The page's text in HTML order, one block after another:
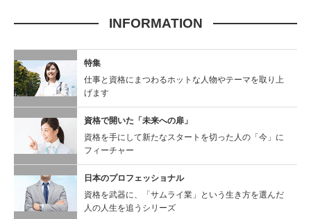
INFORMATION
特集
仕事と資格にまつわるホットな人物やテーマを取り上
げます
資格で開いた「未来への扉」
資格を手にして新たなスタートを切った人の「今」に
フィーチャー
日本のプロフェッショナル
資格を武器に、「サムライ業」という生き方を選んだ
人の人生を追うシリーズ